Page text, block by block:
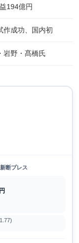
194億円
成功、国内初
岩野・髙橋氏
新断プレス
円